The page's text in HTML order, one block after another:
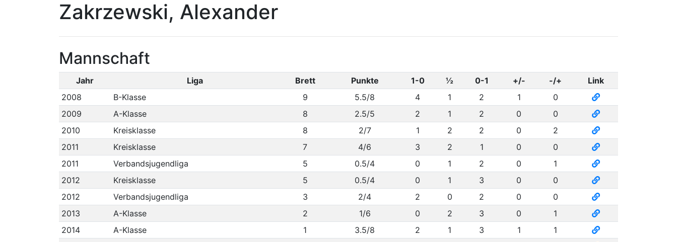
Zakrzewski, Alexander
Mannschaft
Jahr Liga Brett Punkte 1-0 ½ 0-1 +/- -/+
Link
2008
B-Klasse 9 5.5/8 4 1 2 1
0
2009
A-Klasse 8 2.5/5 2 1 2 0
0
2010
Kreisklasse 8 2/7 1 2 2 0
2
2011
Kreisklasse 7 4/6 3 2 1 0
0
2011
Verbandsjugendliga 5 0.5/4 0 1 2 0
1
2012
Kreisklasse 5 0.5/4 0 1 3 0
0
2012
Verbandsjugendliga 3 2/4 2 0 2 0
0
2013
A-Klasse 2 1/6 0 2 3 0
1
2014
A-Klasse 1 3.5/8 2 1 3 1
1